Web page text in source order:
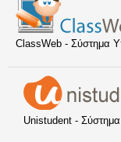
ClassWeb - Σύστημα
Unistudent - Σύστημα